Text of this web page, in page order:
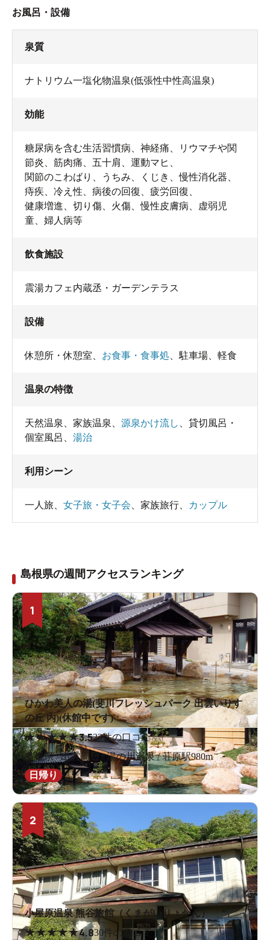
お風呂・設備
泉質
ナトリウム一塩化物温泉(低張性中性高温泉)
効能
糖尿病を含む生活習慣病、神経痛、リウマチや関
節炎、筋肉痛、五十肩、運動マヒ、
関節のこわばり、うちみ、くじき、慢性消化器、
痔疾、冷え性、病後の回復、疲労回復、
健康増進、切り傷、火傷、慢性皮膚病、虚弱児
童、婦人病等
飲食施設
震湯カフェ内蔵丞・ガーデンテラス
設備
休憩所・休憩室 お食事・食事処 駐車場 軽食
温泉の特徴
天然温泉 家族温泉 源泉かけ流し
貸切風呂・
個室風呂
湯治
利用シーン
一人旅 女子旅・女子会 家族旅行 カップル
島根県の週間アクセスランキング
1
ひかわ美人の湯(斐川フレッシュパーク 出雲いりす
の丘 内)(休館中です)
★★★★★3.523件の口コミ
島根県 / 出雲周辺 / 湯の川温泉 / 荘原駅980m
日帰り
2
小屋原温泉 熊谷旅館（くまがいりょかん）
★★★★★4.830件の口コミ